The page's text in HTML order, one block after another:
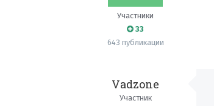
Участники
33
643 публикации
Vadzone
Участник